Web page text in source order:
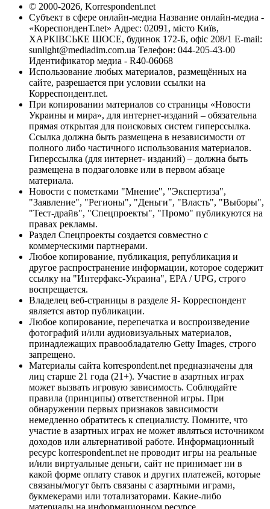
© 2000-2026, Korrespondent.net
Субъект в сфере онлайн-медиа Название онлайн-медиа -
«КореспонденТ.net» Адрес: 02091, місто Київ,
ХАРКІВСЬКЕ ШОСЕ, будинок 172-Б, офіс 208/1 E-mail:
sunlight@mediadim.com.ua Телефон: 044-205-43-00
Идентификатор медиа - R40-06068
Использование любых материалов, размещённых на
сайте, разрешается при условии ссылки на
Корреспондент.net.
При копировании материалов со страницы «Новости
Украины и мира», для интернет-изданий – обязательна
прямая открытая для поисковых систем гиперссылка.
Ссылка должна быть размещена в независимости от
полного либо частичного использования материалов.
Гиперссылка (для интернет- изданий) – должна быть
размещена в подзаголовке или в первом абзаце
материала.
Новости с пометками "Мнение", "Экспертиза",
"Заявление", "Регионы", "Деньги", "Власть", "Выборы",
"Тест-драйв", "Спецпроекты", "Промо" публикуются на
правах рекламы.
Раздел Спецпроекты создается совместно с
коммерческими партнерами.
Любое копирование, публикация, републикация и
другое распространение информации, которое содержит
ссылку на "Интерфакс-Украина", EPA / UPG, строго
воспрещается.
Владелец веб-страницы в разделе Я- Корреспондент
является автор публикации.
Любое копирование, перепечатка и воспроизведение
фотографий и/или аудиовизуальных материалов,
принадлежащих правообладателю Getty Images, строго
запрещено.
Материалы сайта korrespondent.net предназначены для
лиц старше 21 года (21+). Участие в азартных играх
может вызвать игровую зависимость. Соблюдайте
правила (принципы) ответственной игры. При
обнаружении первых признаков зависимости
немедленно обратитесь к специалисту. Помните, что
участие в азартных играх не может являться источником
доходов или альтернативой работе. Информационный
ресурс korrespondent.net не проводит игры на реальные
и/или виртуальные деньги, сайт не принимает ни в
какой форме оплату ставок и других платежей, которые
связаны/могут быть связаны с азартными играми,
букмекерами или тотализаторами. Какие-либо
материалы на информационном ресурсе